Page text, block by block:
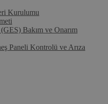
Kurulumu
Bakım ve Onarım
Paneli Kontrolü ve Arıza